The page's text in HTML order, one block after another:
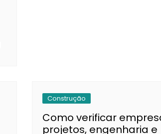
Construção
Como verificar
projetos, engenharia e